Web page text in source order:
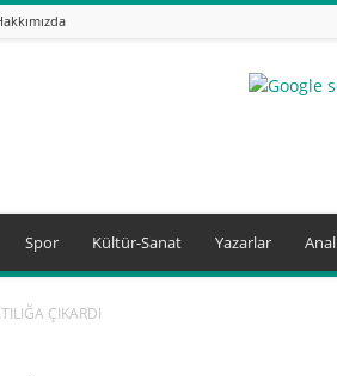
Spor Kültür-Sanat Yazarlar
ÇIKARDI